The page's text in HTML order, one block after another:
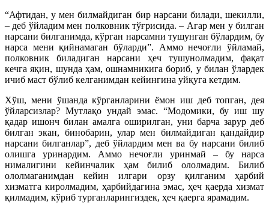
“Афтидан, у мен билмайдиган бир нарсани билади, шекилли,
– деб ўйладим мен полковник тўғрисида. – Агар мен у билган
нарсани билганимда, кўрган нарсамни тушунган бўлардим, бу
нарса мени қийнамаган бўларди”. Аммо нечоғли ўйламай,
полковник биладиган нарсани ҳеч тушунолмадим, фақат
кечга яқин, шунда ҳам, ошнамникига бориб, у билан ўлардек
ичиб маст бўлиб келганимдан кейингина уйқуга кетдим.
Хўш, мени ўшанда кўрганларини ёмон иш деб топган, дея
ўйларсизлар? Мутлақо ундай эмас. “Модомики, бу иш шу
қадар ишонч билан амалга оширилган, уни барча зарур деб
билган экан, бинобарин, улар мен билмайдиган қандайдир
нарсани билганлар”, деб ўйлардим мен ва бу нарсани билиб
олишга уринардим. Аммо нечоғли уринмай – бу нарса
нималигини кейинчалик ҳам билиб ололмадим. Билиб
ололмаганимдан кейин илгари орзу қилганим ҳарбий
хизматга киролмадим, ҳарбийдагина эмас, ҳеч қаерда хизмат
қилмадим, кўриб турганларингиздек, ҳеч қаерга ярамадим.